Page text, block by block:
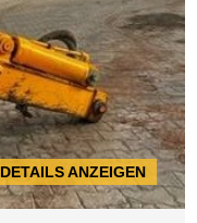
DETAILS ANZEIGEN